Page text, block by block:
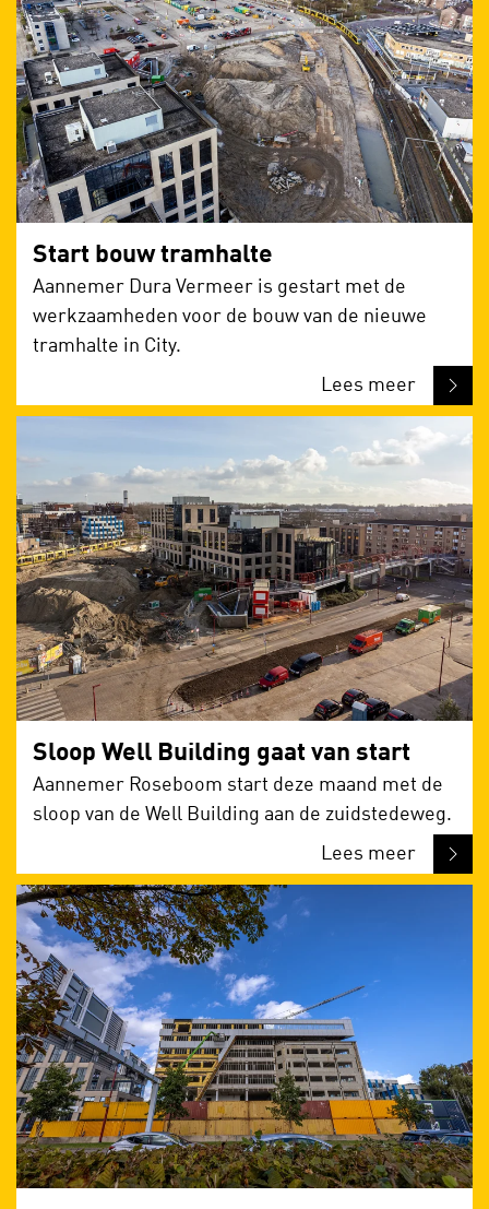
Start bouw tramhalte
Aannemer Dura Vermeer is gestart met de
werkzaamheden voor de bouw van de nieuwe
tramhalte in City.
Lees meer
Sloop Well Building gaat van start
Aannemer Roseboom start deze maand met de
sloop van de Well Building aan de zuidstedeweg.
Lees meer